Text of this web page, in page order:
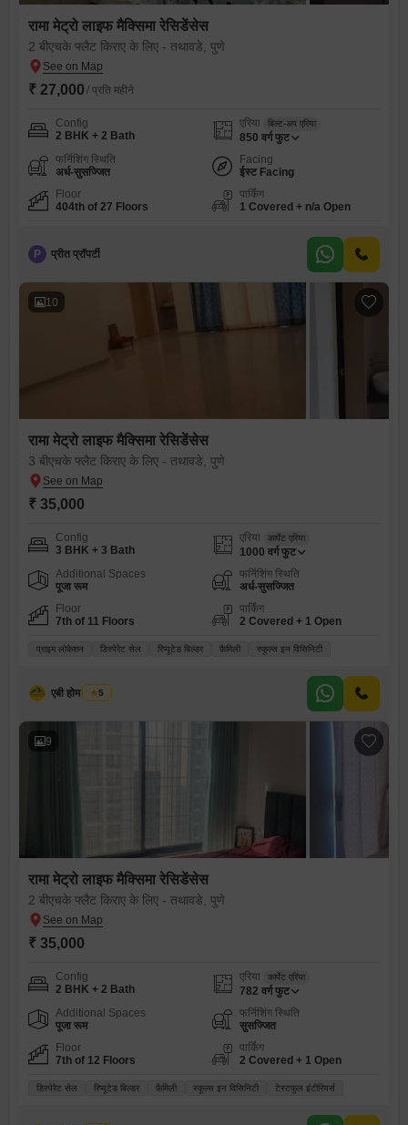
रामा मेट्रो लाइफ मैक्सिमा रेसिडेंसेस
2 बीएचके फ्लैट किराए के लिए - तथावडे, पुणे
₹ 27,000 / प्रति महीने
Config
2 BHK + 2 Bath
एरिया बिल्ट-अप एरिया
850 वर्ग फुट
फर्निशिंग स्थिति
अर्ध-सुसज्जित
Facing
ईस्ट Facing
Floor
404th of 27 Floors
पार्किंग
1 Covered + n/a Open
P प्रीत प्रॉपर्टी
10
रामा मेट्रो लाइफ मैक्सिमा रेसिडेंसेस
3 बीएचके फ्लैट किराए के लिए - तथावडे, पुणे
₹ 35,000
Config
3 BHK + 3 Bath
एरिया कार्पेट एरिया
1000 वर्ग फुट
Additional Spaces
पूजा रूम
फर्निशिंग स्थिति
अर्ध-सुसज्जित
Floor
7th of 11 Floors
पार्किंग
2 Covered + 1 Open
प्राइम लोकेशन डिस्पेरेट सेल रिप्यूटेड बिल्डर फ़ैमिली स्कूल्स इन विसिनिटी
एबी होम रिअल्टी
5
9
रामा मेट्रो लाइफ मैक्सिमा रेसिडेंसेस
2 बीएचके फ्लैट किराए के लिए - तथावडे, पुणे
₹ 35,000
Config
2 BHK + 2 Bath
एरिया कार्पेट एरिया
782 वर्ग फुट
Additional Spaces
पूजा रूम
फर्निशिंग स्थिति
सुसज्जित
Floor
7th of 12 Floors
पार्किंग
2 Covered + 1 Open
डिस्पेरेट सेल रिप्यूटेड बिल्डर फ़ैमिली स्कूल्स इन विसिनिटी टेस्टफुल इंटीरियर्स